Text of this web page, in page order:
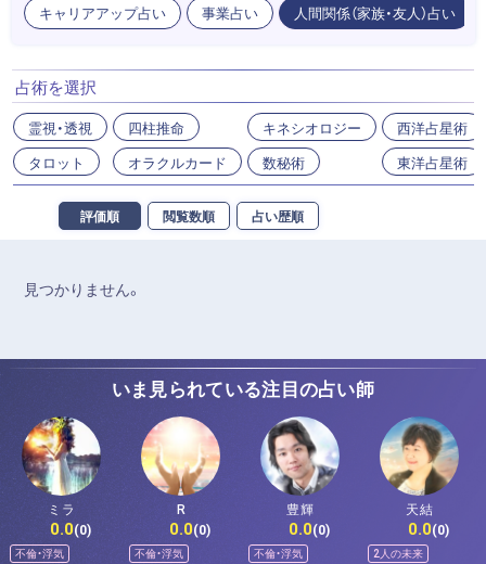
キャリアアップ占い 事業占い 人間関係（家族・友人）占い
占術を選択
霊視・透視
タロット
四柱推命
オラクルカード
キネシオロジー
数秘術
西洋占星術
東洋占星術
評価順 閲覧数順 占い歴順
見つかりません。
いま見られている注目の占い師
ミラ
0.0(0)
不倫・浮気
R
0.0(0)
不倫・浮気
豊輝
0.0(0)
不倫・浮気
天結
0.0(0)
2人の未来